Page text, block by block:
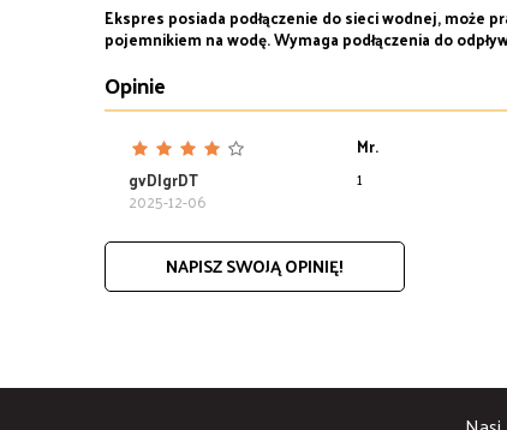
Ekspres posiada podłączenie do sieci wodnej, może
pojemnikiem na wodę.Wymaga podłączenia do
Opinie
gvDIgrDT
2025-12-06
Mr.
1
NAPISZ SWOJĄ OPINIĘ!